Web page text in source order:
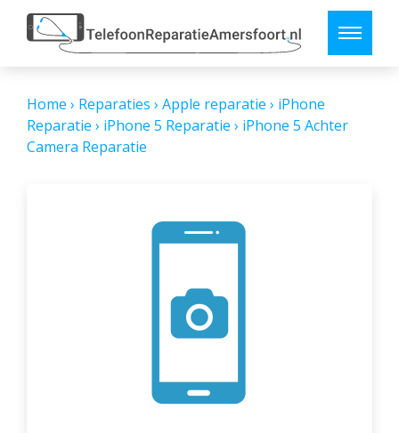
Home › Reparaties › Apple reparatie › iPhone
Reparatie › iPhone 5 Reparatie › iPhone 5 Achter
Camera Reparatie